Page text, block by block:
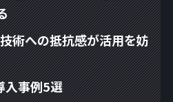
術への抵抗感が活用を妨
入事例5選